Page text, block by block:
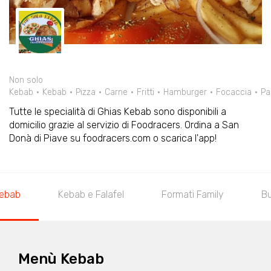
Non solo
Kebab
Kebab Pizza Carne Fritti Hamburger Focaccia
Tutte le specialità di Ghias Kebab sono disponibili a
domicilio grazie al servizio di Foodracers. Ordina a San
Donà di Piave su foodracers.com o scarica l'app!
Kebab e Falafel Formati Family
Menù Kebab